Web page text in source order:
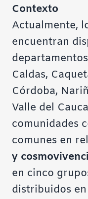
Contexto
Actualmente,
encuentran
Caldas,
Córdoba,
Valle del
comunidades
comunes en
y cosmovivenci
en cinco
distribuidos en